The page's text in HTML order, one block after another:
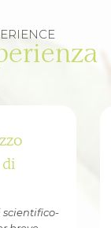
ad
sopra le